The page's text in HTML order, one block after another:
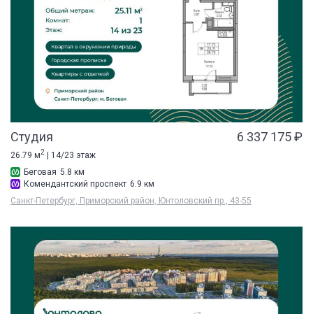
Студия 6 337 175 ₽
26.79 м2
| 14/23 этаж
Беговая 5.8 км
Комендантский проспект 6.9 км
Санкт-Петербург, Приморский район, Юнтоловский пр., 43-55